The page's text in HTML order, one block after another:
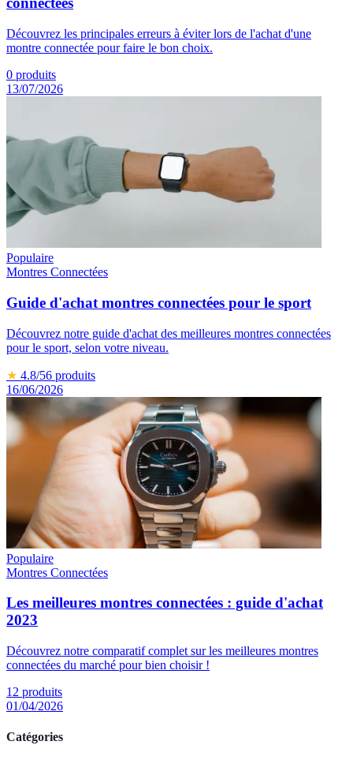
Découvrez les principales erreurs à éviter lors de l'achat d'une
montre connectée pour faire le bon choix.
0 produits
13/07/2026
Populaire
Montres Connectées
Guide d'achat montres connectées pour le sport
Découvrez notre guide d'achat des meilleures montres connectées
pour le sport, selon votre niveau.
★ 4.8/56 produits
16/06/2026
Populaire
Montres Connectées
Les meilleures montres connectées : guide d'achat
2023
Découvrez notre comparatif complet sur les meilleures montres
connectées du marché pour bien choisir !
12 produits
01/04/2026
Catégories